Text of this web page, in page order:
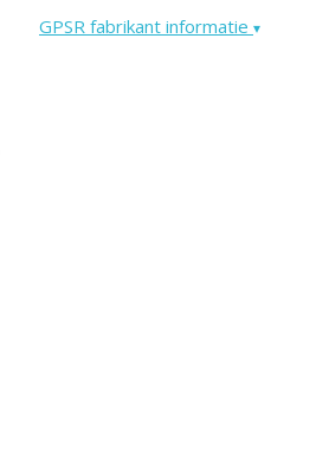
GPSR fabrikant informatie ▾